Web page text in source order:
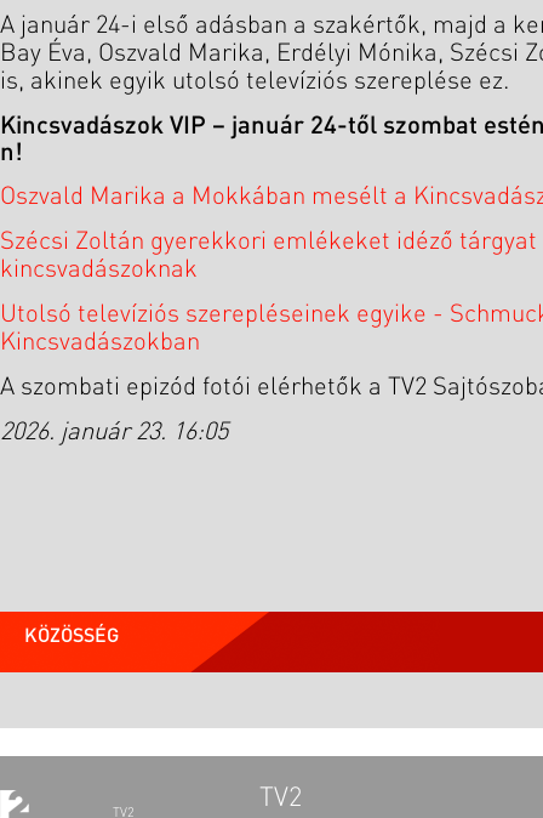
A január 24-i első adásban a szakértők, majd a
Bay Éva, Oszvald Marika, Erdélyi Mónika, Szécsi
is, akinek egyik utolsó televíziós szereplése ez.
Kincsvadászok VIP – január 24-től szombat
n!
Oszvald Marika a Mokkában mesélt a
Szécsi Zoltán gyerekkori emlékeket idéző tárgyat
kincsvadászoknak
Utolsó televíziós szerepléseinek egyike -
Kincsvadászokban
A szombati epizód fotói elérhetők a TV2
2026. január 23. 16:05
KÖZÖSSÉG
TV2
TV2